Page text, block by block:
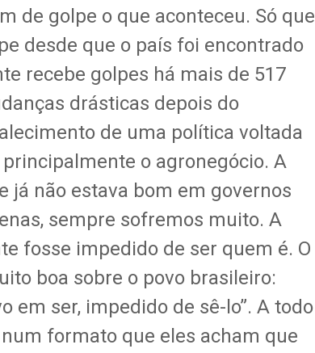
de golpe o que aconteceu. Só que
desde que o país foi encontrado
recebe golpes há mais de 517
drásticas depois do
de uma política voltada
o agronegócio. A
já não estava bom em governos
sempre sofremos muito. A
fosse impedido de ser quem é. O
boa sobre o povo brasileiro:
em ser, impedido de sê-lo”. A todo
formato que eles acham que